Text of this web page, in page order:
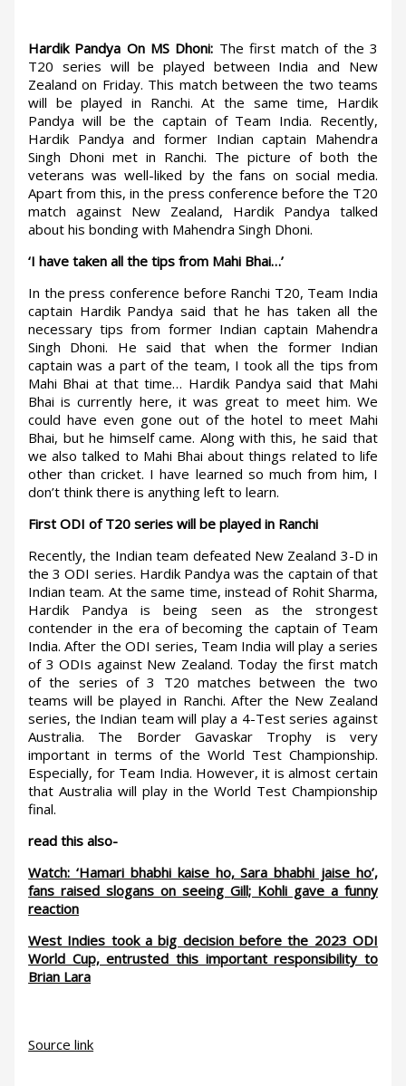
Hardik Pandya On MS Dhoni: The first match of the 3
T20 series will be played between India and New
Zealand on Friday. This match between the two teams
will be played in Ranchi. At the same time, Hardik
Pandya will be the captain of Team India. Recently,
Hardik Pandya and former Indian captain Mahendra
Singh Dhoni met in Ranchi. The picture of both the
veterans was well-liked by the fans on social media.
Apart from this, in the press conference before the T20
match against New Zealand, Hardik Pandya talked
about his bonding with Mahendra Singh Dhoni.
‘I have taken all the tips from Mahi Bhai…’
In the press conference before Ranchi T20, Team India
captain Hardik Pandya said that he has taken all the
necessary tips from former Indian captain Mahendra
Singh Dhoni. He said that when the former Indian
captain was a part of the team, I took all the tips from
Mahi Bhai at that time… Hardik Pandya said that Mahi
Bhai is currently here, it was great to meet him. We
could have even gone out of the hotel to meet Mahi
Bhai, but he himself came. Along with this, he said that
we also talked to Mahi Bhai about things related to life
other than cricket. I have learned so much from him, I
don’t think there is anything left to learn.
First ODI of T20 series will be played in Ranchi
Recently, the Indian team defeated New Zealand 3-D in
the 3 ODI series. Hardik Pandya was the captain of that
Indian team. At the same time, instead of Rohit Sharma,
Hardik Pandya is being seen as the strongest
contender in the era of becoming the captain of Team
India. After the ODI series, Team India will play a series
of 3 ODIs against New Zealand. Today the first match
of the series of 3 T20 matches between the two
teams will be played in Ranchi. After the New Zealand
series, the Indian team will play a 4-Test series against
Australia. The Border Gavaskar Trophy is very
important in terms of the World Test Championship.
Especially, for Team India. However, it is almost certain
that Australia will play in the World Test Championship
final.
read this also-
Watch: ‘Hamari bhabhi kaise ho, Sara bhabhi jaise ho’,
fans raised slogans on seeing Gill; Kohli gave a funny
reaction
West Indies took a big decision before the 2023 ODI
World Cup, entrusted this important responsibility to
Brian Lara
Source link